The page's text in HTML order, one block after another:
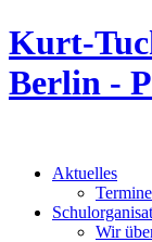
Kurt-
Berlin -
Aktuelles
Termine
Wir